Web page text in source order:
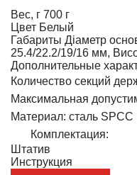
Вес, г 700 г
Цвет Белый
Габариты Діаметр
25.4/22.2/19/16 мм,
Дополнительные
Количество секций
Максимальная
Материал: сталь SPCC
Комплектация:
Штатив
Инструкция